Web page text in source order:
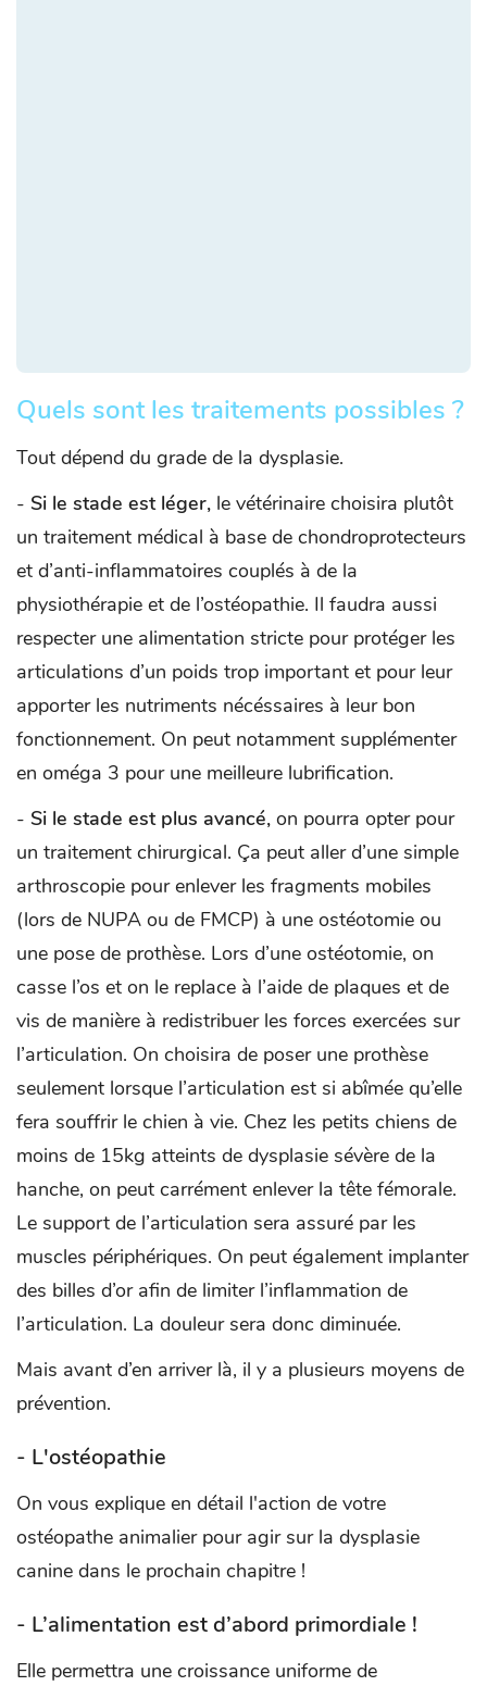
Quels sont les traitements possibles ?
Tout dépend du grade de la dysplasie.
- Si le stade est léger, le vétérinaire choisira plutôt
un traitement médical à base de chondroprotecteurs
et d’anti-inflammatoires couplés à de la
physiothérapie et de l’ostéopathie. Il faudra aussi
respecter une alimentation stricte pour protéger les
articulations d’un poids trop important et pour leur
apporter les nutriments nécéssaires à leur bon
fonctionnement. On peut notamment supplémenter
en oméga 3 pour une meilleure lubrification.
- Si le stade est plus avancé, on pourra opter pour
un traitement chirurgical. Ça peut aller d’une simple
arthroscopie pour enlever les fragments mobiles
(lors de NUPA ou de FMCP) à une ostéotomie ou
une pose de prothèse. Lors d’une ostéotomie, on
casse l’os et on le replace à l’aide de plaques et de
vis de manière à redistribuer les forces exercées sur
l’articulation. On choisira de poser une prothèse
seulement lorsque l’articulation est si abîmée qu’elle
fera souffrir le chien à vie. Chez les petits chiens de
moins de 15kg atteints de dysplasie sévère de la
hanche, on peut carrément enlever la tête fémorale.
Le support de l’articulation sera assuré par les
muscles périphériques. On peut également implanter
des billes d’or afin de limiter l’inflammation de
l’articulation. La douleur sera donc diminuée.
Mais avant d’en arriver là, il y a plusieurs moyens de
prévention.
- L'ostéopathie
On vous explique en détail l'action de votre
ostéopathe animalier pour agir sur la dysplasie
canine dans le prochain chapitre !
- L’alimentation est d’abord primordiale !
Elle permettra une croissance uniforme de